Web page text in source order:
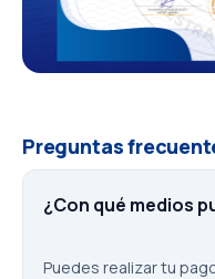
Preguntas
¿Con qué medios
Puedes realizar tu